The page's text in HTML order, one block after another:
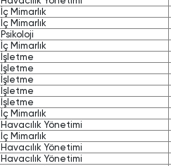
İç Mimarlık
İç Mimarlık
Psikoloji
İç Mimarlık
İşletme
İşletme
İşletme
İşletme
İşletme
İç Mimarlık
Havacılık Yönetimi
İç Mimarlık
Havacılık Yönetimi
Havacılık Yönetimi